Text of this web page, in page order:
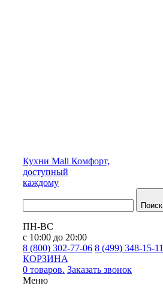
Кухни Mall Комфорт,
доступный
каждому
Поиск
ПН-ВС
с 10:00 до 20:00
8 (800) 302-77-06 8 (499) 348-15-11
КОРЗИНА
0 товаров. Заказать звонок
Меню